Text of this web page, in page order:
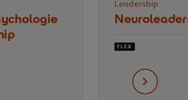
nächster
Leadership
FLEX